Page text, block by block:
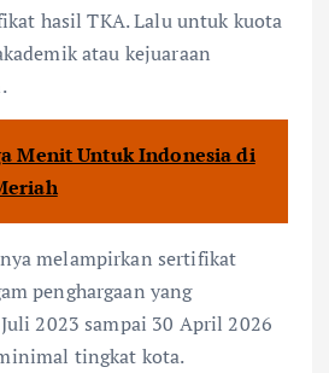
hasil TKA. Lalu untuk kuota
atau kejuaraan
Menit Untuk Indonesia di
melampirkan sertifikat
penghargaan yang
2023 sampai 30 April 2026
tingkat kota.